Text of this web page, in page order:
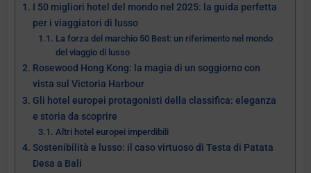
I 50 migliori hotel del mondo nel 2025: la guida perfetta
per i viaggiatori di lusso
La forza del marchio 50 Best: un riferimento nel mondo
del viaggio di lusso
Rosewood Hong Kong: la magia di un soggiorno con
vista sul Victoria Harbour
Gli hotel europei protagonisti della classifica: eleganza
e storia da scoprire
Altri hotel europei imperdibili
Sostenibilità e lusso: il caso virtuoso di Testa di Patata
Desa a Bali